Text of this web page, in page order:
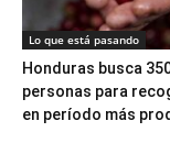
Lo que está pasando
Honduras busca
personas para
en período más